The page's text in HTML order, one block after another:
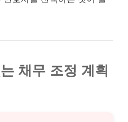
채무 조정 계획